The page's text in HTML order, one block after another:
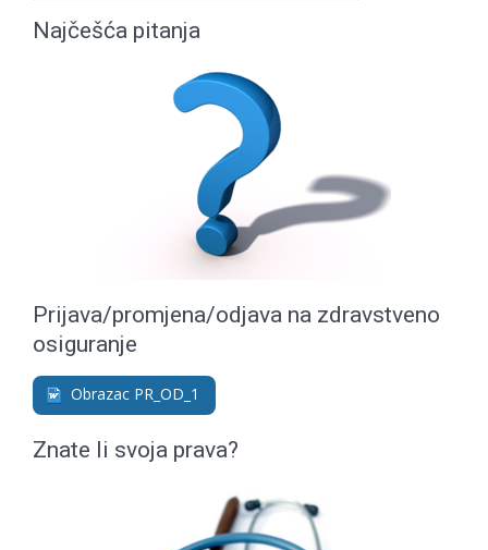
Najčešća pitanja
Prijava/promjena/odjava na zdravstveno
osiguranje
Obrazac PR_OD_1
Znate li svoja prava?